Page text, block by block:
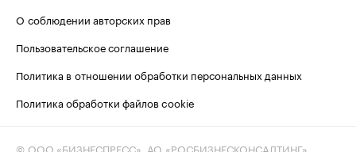
О соблюдении авторских прав
Пользовательское соглашение
Политика в отношении обработки персональных данных
Политика обработки файлов cookie
© ООО «БИЗНЕСПРЕСС», АО «РОСБИЗНЕСКОНСАЛТИНГ»,